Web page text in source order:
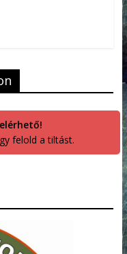
felold a tiltást.